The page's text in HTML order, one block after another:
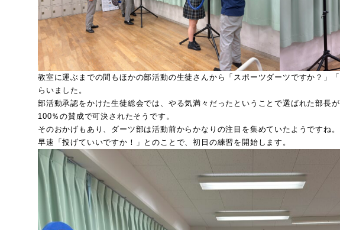
教室に運ぶまでの間もほかの部活動の生徒さんから「スポーツダーツですか？」
らいました。
部活動承認をかけた生徒総会では、やる気満々だったということで選ばれた部長
100％の賛成で可決されたそうです。
そのおかげもあり、ダーツ部は活動前からかなりの注目を集めていたようですね。
早速「投げていいですか！」とのことで、初日の練習を開始します。